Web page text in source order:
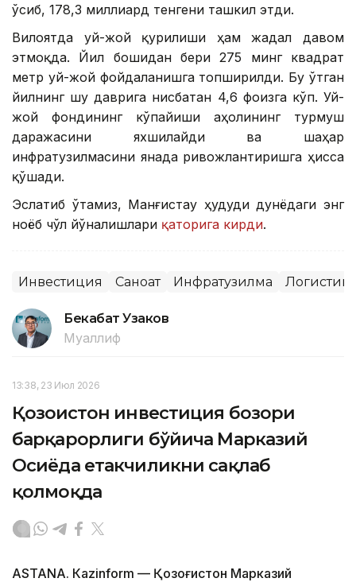
ўсиб, 178,3 миллиард тенгени ташкил этди.
Вилоятда уй-жой қурилиши ҳам жадал давом
этмоқда. Йил бошидан бери 275 минг квадрат
метр уй-жой фойдаланишга топширилди. Бу ўтган
йилнинг шу даврига нисбатан 4,6 фоизга кўп. Уй-
жой фондининг кўпайиши аҳолининг турмуш
даражасини яхшилайди ва шаҳар
инфратузилмасини янада ривожлантиришга ҳисса
қўшади.
Эслатиб ўтамиз, Манғистау ҳудуди дунёдаги энг
ноёб чўл йўналишлари қаторига кирди.
Инвестиция Саноат Инфратузилма Логистика
Бекабат Узаков
Муаллиф
13:38, 23 Июл 2026
Қозоғистон инвестиция бозори
барқарорлиги бўйича Марказий
Осиёда етакчиликни сақлаб
қолмоқда
ASTANА. Кazinform — Қозоғистон Марказий